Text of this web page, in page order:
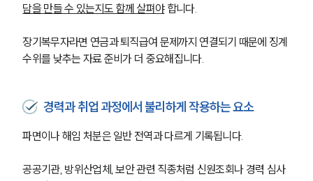
담을 만들 수 있는지도 함께 살펴야 합니다.
장기복무자라면 연금과 퇴직급여 문제까지 연결되기 때문에 징계
수위를 낮추는 자료 준비가 더 중요해집니다.
경력과 취업 과정에서 불리하게 작용하는 요소
파면이나 해임 처분은 일반 전역과 다르게 기록됩니다.
공공기관, 방위산업체, 보안 관련 직종처럼 신원조회나 경력 심사